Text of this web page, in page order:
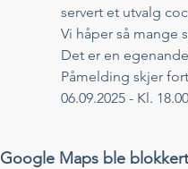
servert et utvalg
Vi håper så mange
Det er en
Påmelding skjer
06.09.2025 - Kl.
Google Maps ble